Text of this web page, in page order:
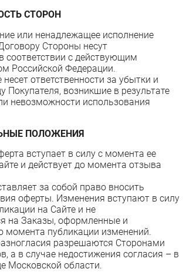
СТОРОН
или ненадлежащее исполнение
Стороны несут
соответствии с действующим
Российской Федерации.
ответственности за убытки и
Покупателя, возникшие в результате
невозможности использования
ПОЛОЖЕНИЯ
вступает в силу с момента ее
и действует до момента отзыва
за собой право вносить
оферты. Изменения вступают в силу
на Сайте и не
на Заказы, оформленные и
момента публикации изменений.
разрешаются Сторонами
а в случае недостижения согласия – в
Московской области.